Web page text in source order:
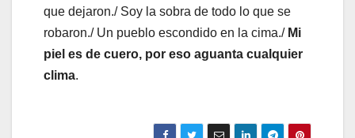
que dejaron./ Soy la sobra de todo lo que se
robaron./ Un pueblo escondido en la cima./ Mi
piel es de cuero, por eso aguanta cualquier
clima.